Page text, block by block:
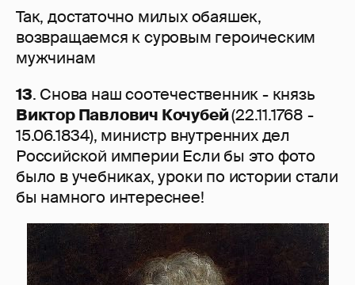
Так, достаточно милых обаяшек,
возвращаемся к суровым героическим
мужчинам
13. Снова наш соотечественник - князь
Виктор Павлович Кочубей(22.11.1768 -
15.06.1834), министр внутренних дел
Российской империи Если бы это фото
было в учебниках, уроки по истории стали
бы намного интереснее!